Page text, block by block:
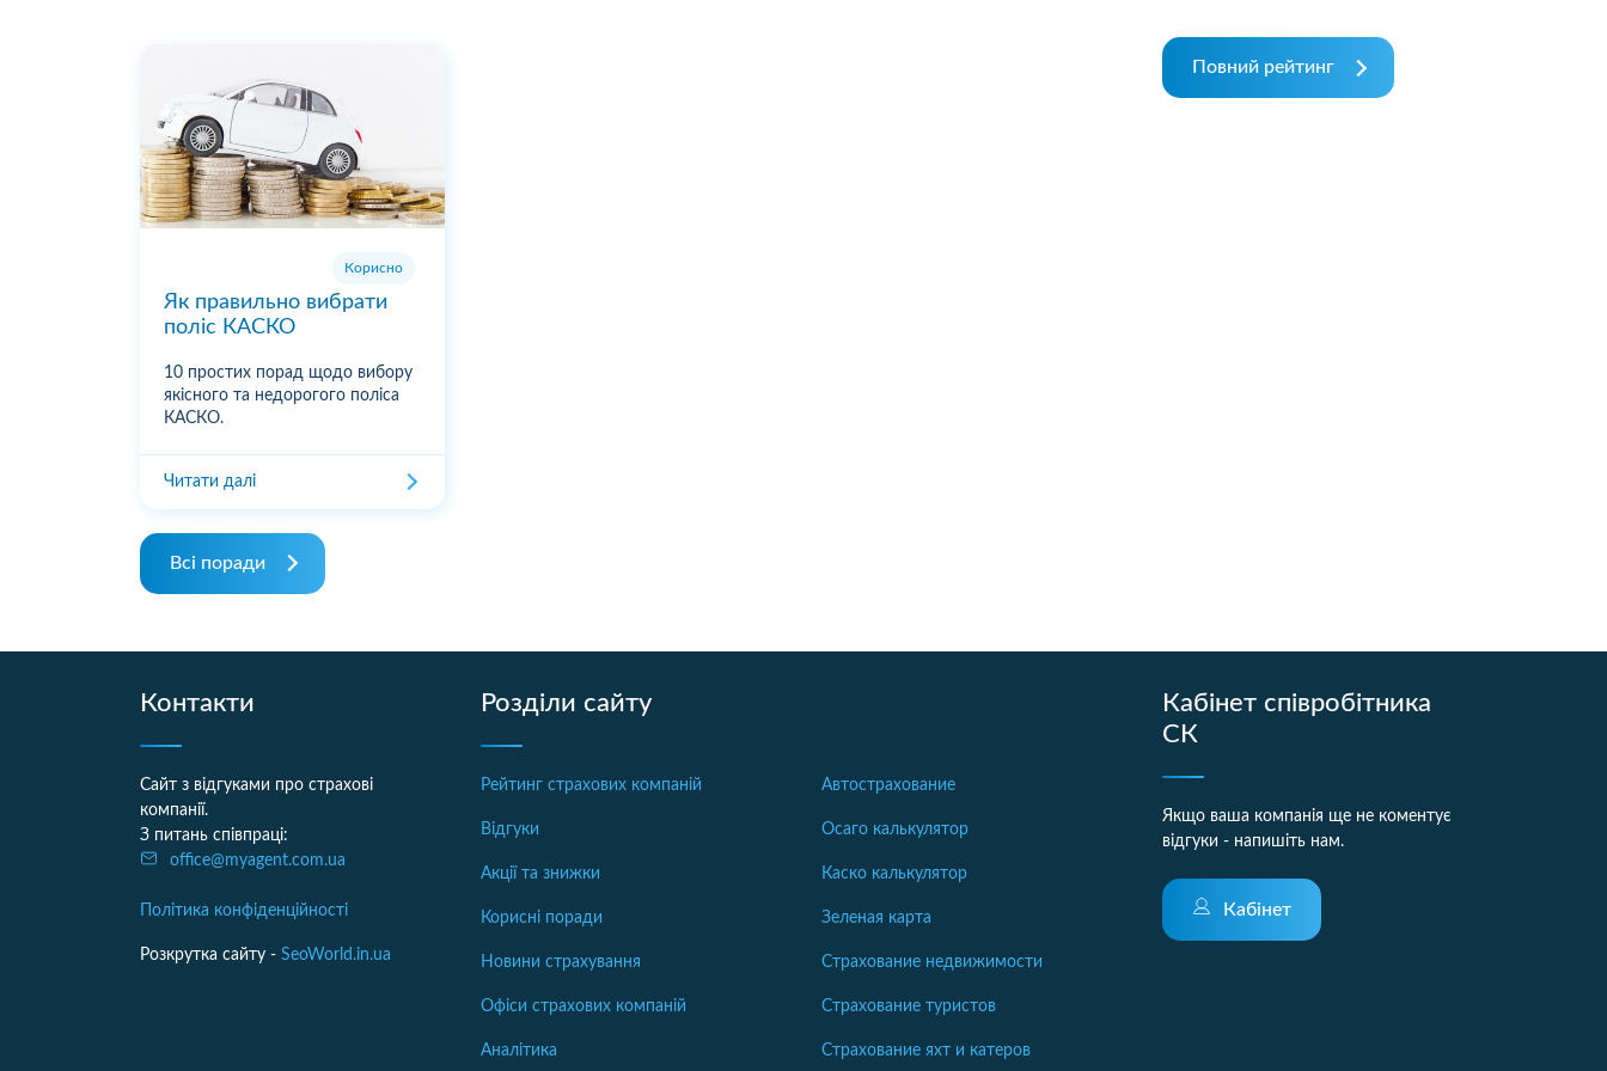
Корисно
Як правильно вибрати
поліс КАСКО
10 простих порад щодо вибору
якісного та недорогого поліса
КАСКО.
Читати далі
Всі поради
Повний рейтинг
Контакти
Сайт з відгуками про страхові
компанії.
З питань співпраці:
office@myagent.com.ua
Політика конфіденційності
Розкрутка сайту - SeoWorld.in.ua
Розділи сайту
Рейтинг страхових компаній
Відгуки
Акції та знижки
Корисні поради
Новини страхування
Офіси страхових компаній
Аналітика
Автострахование
Осаго калькулятор
Каско калькулятор
Зеленая карта
Страхование недвижимости
Страхование туристов
Страхование яхт и катеров
Кабінет співробітника
СК
Якщо ваша компанія ще не коментує
відгуки - напишіть нам.
Кабінет